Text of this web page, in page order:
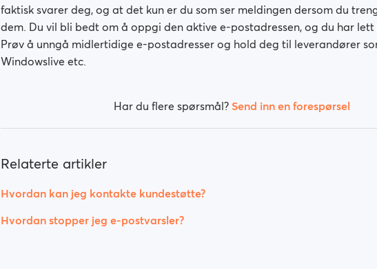
faktisk svarer deg, og at det kun er du som ser meldingen dersom du
dem. Du vil bli bedt om å oppgi den aktive e-postadressen, og du har
Prøv å unngå midlertidige e-postadresser og hold deg til leverandører
Windowslive etc.
Har du flere spørsmål? Send inn en forespørsel
Relaterte artikler
Hvordan kan jeg kontakte kundestøtte?
Hvordan stopper jeg e-postvarsler?